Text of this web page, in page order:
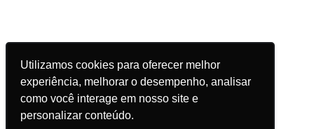
Utilizamos cookies para oferecer melhor
experiência, melhorar o desempenho, analisar
como você interage em nosso site e
personalizar conteúdo.